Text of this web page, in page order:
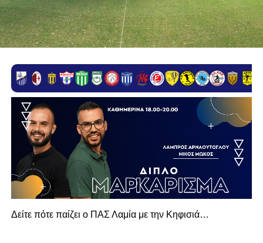
Δείτε πότε παίζει ο ΠΑΣ Λαμία με την Κηφισιά…